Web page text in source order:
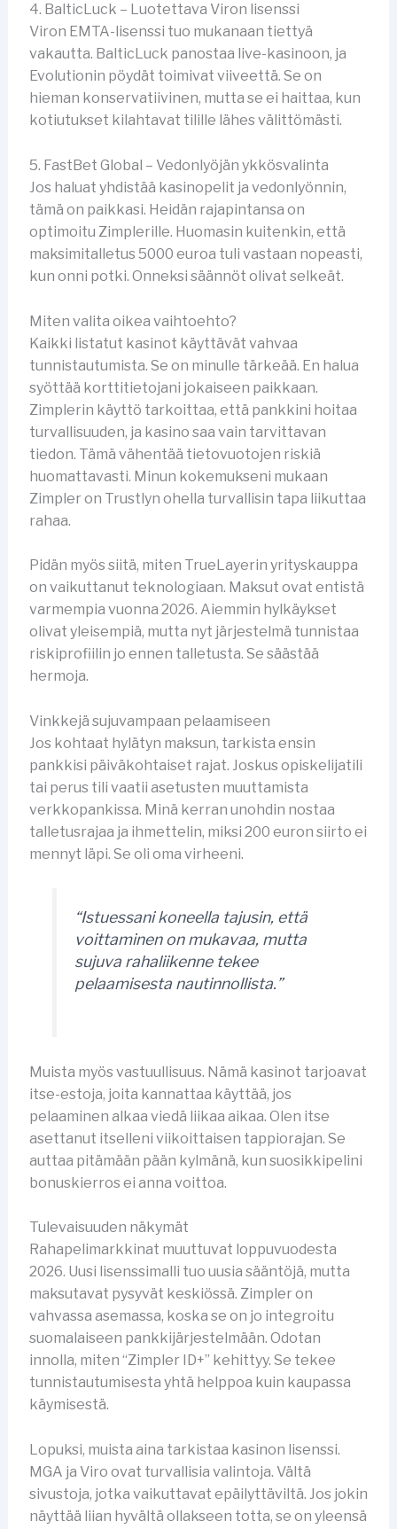
4. BalticLuck – Luotettava Viron lisenssi
Viron EMTA-lisenssi tuo mukanaan tiettyä
vakautta. BalticLuck panostaa live-kasinoon, ja
Evolutionin pöydät toimivat viiveettä. Se on
hieman konservatiivinen, mutta se ei haittaa, kun
kotiutukset kilahtavat tilille lähes välittömästi.
5. FastBet Global – Vedonlyöjän ykkösvalinta
Jos haluat yhdistää kasinopelit ja vedonlyönnin,
tämä on paikkasi. Heidän rajapintansa on
optimoitu Zimplerille. Huomasin kuitenkin, että
maksimitalletus 5000 euroa tuli vastaan nopeasti,
kun onni potki. Onneksi säännöt olivat selkeät.
Miten valita oikea vaihtoehto?
Kaikki listatut kasinot käyttävät vahvaa
tunnistautumista. Se on minulle tärkeää. En halua
syöttää korttitietojani jokaiseen paikkaan.
Zimplerin käyttö tarkoittaa, että pankkini hoitaa
turvallisuuden, ja kasino saa vain tarvittavan
tiedon. Tämä vähentää tietovuotojen riskiä
huomattavasti. Minun kokemukseni mukaan
Zimpler on Trustlyn ohella turvallisin tapa liikuttaa
rahaa.
Pidän myös siitä, miten TrueLayerin yrityskauppa
on vaikuttanut teknologiaan. Maksut ovat entistä
varmempia vuonna 2026. Aiemmin hylkäykset
olivat yleisempiä, mutta nyt järjestelmä tunnistaa
riskiprofiilin jo ennen talletusta. Se säästää
hermoja.
Vinkkejä sujuvampaan pelaamiseen
Jos kohtaat hylätyn maksun, tarkista ensin
pankkisi päiväkohtaiset rajat. Joskus opiskelijatili
tai perus tili vaatii asetusten muuttamista
verkkopankissa. Minä kerran unohdin nostaa
talletusrajaa ja ihmettelin, miksi 200 euron siirto ei
mennyt läpi. Se oli oma virheeni.
“Istuessani koneella tajusin, että
voittaminen on mukavaa, mutta
sujuva rahaliikenne tekee
pelaamisesta nautinnollista.”
Muista myös vastuullisuus. Nämä kasinot tarjoavat
itse-estoja, joita kannattaa käyttää, jos
pelaaminen alkaa viedä liikaa aikaa. Olen itse
asettanut itselleni viikoittaisen tappiorajan. Se
auttaa pitämään pään kylmänä, kun suosikkipelini
bonuskierros ei anna voittoa.
Tulevaisuuden näkymät
Rahapelimarkkinat muuttuvat loppuvuodesta
2026. Uusi lisenssimalli tuo uusia sääntöjä, mutta
maksutavat pysyvät keskiössä. Zimpler on
vahvassa asemassa, koska se on jo integroitu
suomalaiseen pankkijärjestelmään. Odotan
innolla, miten “Zimpler ID+” kehittyy. Se tekee
tunnistautumisesta yhtä helppoa kuin kaupassa
käymisestä.
Lopuksi, muista aina tarkistaa kasinon lisenssi.
MGA ja Viro ovat turvallisia valintoja. Vältä
sivustoja, jotka vaikuttavat epäilyttäviltä. Jos jokin
näyttää liian hyvältä ollakseen totta, se on yleensä